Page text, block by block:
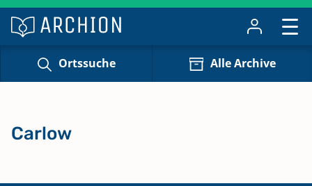
Ortssuche Alle Archive
Carlow